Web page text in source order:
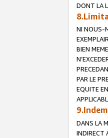
DONT LA
NI NOUS-
BIEN
PAR LE
EQUITE
DANS LA
INDIRECT